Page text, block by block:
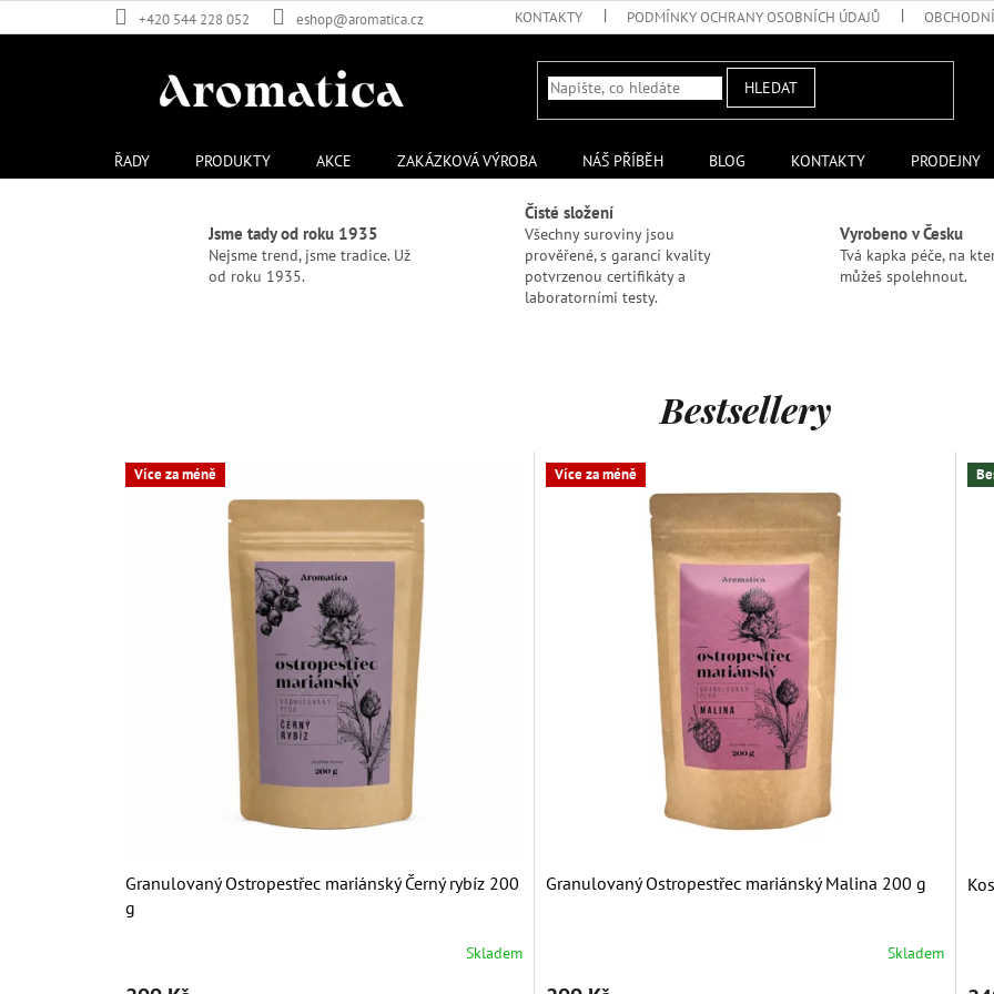
na
+420 544 228 052 eshop@aromatica.cz KONTAKTY PODMÍNKY OCHRANY OSOBNÍCH ÚDAJŮ
HLEDAT
ŘADY PRODUKTY AKCE ZAKÁZKOVÁ VÝROBA NÁŠ PŘÍBĚH BLOG KONTAKTY PRODEJNY
a
Jsme tady od roku 1935
Nejsme trend, jsme tradice. Už
od roku 1935.
Čisté složení
Všechny suroviny jsou
prověřené, s garancí kvality
potvrzenou certifikáty a
laboratorními testy.
Vyrobeno v Česku
Tvá kapka péče, na
můžeš spolehnout.
Bestsellery
Více za méně
Granulovaný Ostropestřec mariánský Černý rybíz 200
g
Skladem
Více za méně
Granulovaný Ostropestřec mariánský Malina 200 g
Skladem